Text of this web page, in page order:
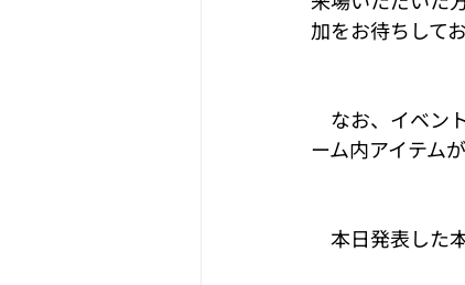
加をお待ちして
なお、イベン
ーム内アイテム
本日発表した